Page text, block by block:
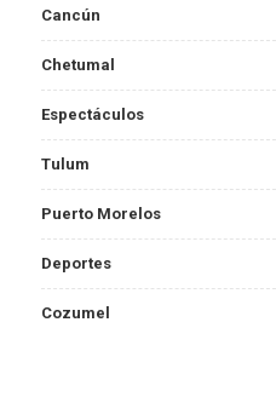
Cancún
Chetumal
Espectáculos
Tulum
Puerto Morelos
Deportes
Cozumel